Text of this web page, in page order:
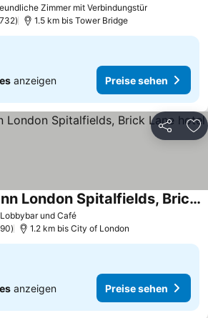
Zimmer mit Verbindungstür
1.5 km bis Tower Bridge
anzeigen Preise sehen
Teilen
und Café
hub by Premier Inn London Spitalfields, Brick Lane hotel
1.2 km bis City of London
anzeigen Preise sehen